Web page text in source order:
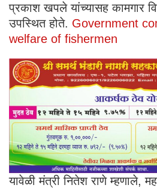
प्रकाश खपले यांच्यासह कामगार
उपस्थित होते. Government
welfare of fishermen
यावेळी मंत्री नितेश राणे म्हणाले,